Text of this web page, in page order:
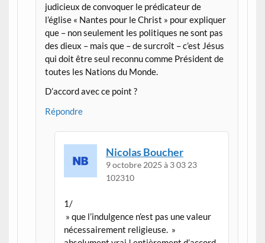
judicieux de convoquer le prédicateur de
l’église « Nantes pour le Christ » pour expliquer
que – non seulement les politiques ne sont pas
des dieux – mais que – de surcroît – c’est Jésus
qui doit être seul reconnu comme Président de
toutes les Nations du Monde.
D’accord avec ce point ?
Répondre
Nicolas Boucher
9 octobre 2025 à 3 03 23
102310
1/
» que l’indulgence n’est pas une valeur
nécessairement religieuse. »